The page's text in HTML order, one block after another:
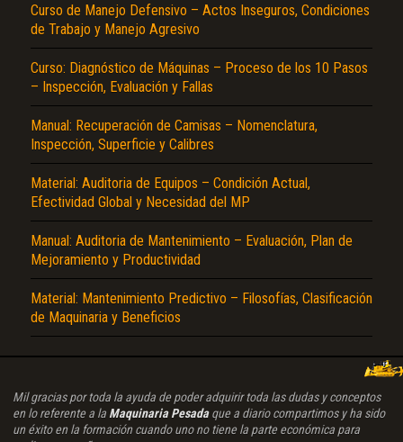
Curso de Manejo Defensivo – Actos Inseguros, Condiciones
de Trabajo y Manejo Agresivo
Curso: Diagnóstico de Máquinas – Proceso de los 10 Pasos
– Inspección, Evaluación y Fallas
Manual: Recuperación de Camisas – Nomenclatura,
Inspección, Superficie y Calibres
Material: Auditoria de Equipos – Condición Actual,
Efectividad Global y Necesidad del MP
Manual: Auditoria de Mantenimiento – Evaluación, Plan de
Mejoramiento y Productividad
Material: Mantenimiento Predictivo – Filosofías, Clasificación
de Maquinaria y Beneficios
Mil gracias por toda la ayuda de poder adquirir toda las dudas y conceptos
en lo referente a la Maquinaria Pesadaque a diario compartimos y ha sido
un éxito en la formación cuando uno no tiene la parte económica para